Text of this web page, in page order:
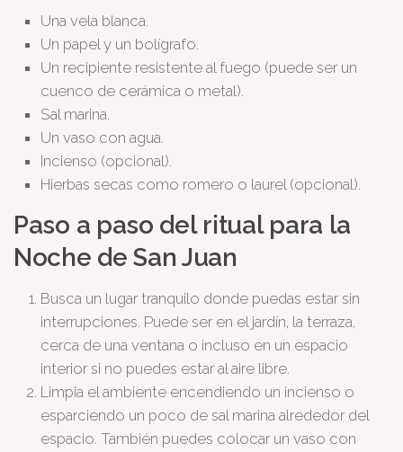
Una vela blanca.
Un papel y un bolígrafo.
Un recipiente resistente al fuego (puede ser un
cuenco de cerámica o metal).
Sal marina.
Un vaso con agua.
Incienso (opcional).
Hierbas secas como romero o laurel (opcional).
Paso a paso del ritual para la
Noche de San Juan
Busca un lugar tranquilo donde puedas estar sin
interrupciones. Puede ser en el jardín, la terraza,
cerca de una ventana o incluso en un espacio
interior si no puedes estar al aire libre.
Limpia el ambiente encendiendo un incienso o
esparciendo un poco de sal marina alrededor del
espacio. También puedes colocar un vaso con